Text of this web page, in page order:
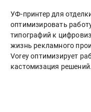
УФ-принтер для
оптимизировать
типографий к
жизнь рекламного
Vorey оптимизирует
кастомизация решений.